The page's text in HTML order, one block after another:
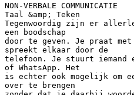
NON-VERBALE COMMUNICATIE
Taal &amp; Teken
Tegenwoordig zijn er
een boodschap
door te geven. Je praat
spreekt elkaar door de
telefoon. Je stuurt iemand
of WhatsApp. Het
is echter ook mogelijk om
over te brengen